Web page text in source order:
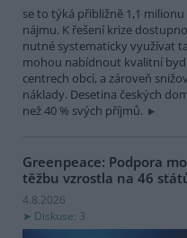
se to týká přibližně 1,1
nájmu. K řešení krize
nutné systematicky využívat
mohou nabídnout kvalitní
centrech obcí, a zároveň
náklady. Desetina českých
než 40 % svých příjmů.
Greenpeace: Podpora
těžbu vzrostla na 46
4.8.2026
Diskuse: 3